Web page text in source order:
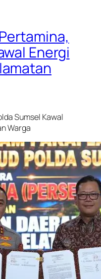
Energi
Sumsel Kawal
Warga